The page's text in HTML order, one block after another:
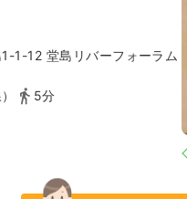
1-12 堂島リバーフォーラム
5分